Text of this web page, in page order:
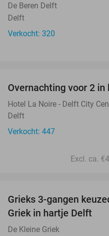
De Beren Delft
Delft
Verkocht: 320
Overnachting voor 2
Hotel La Noire - Delft City
Delft
Verkocht: 447
Excl. ca.
Grieks 3-gangen
Griek in hartje Delft
De Kleine Griek